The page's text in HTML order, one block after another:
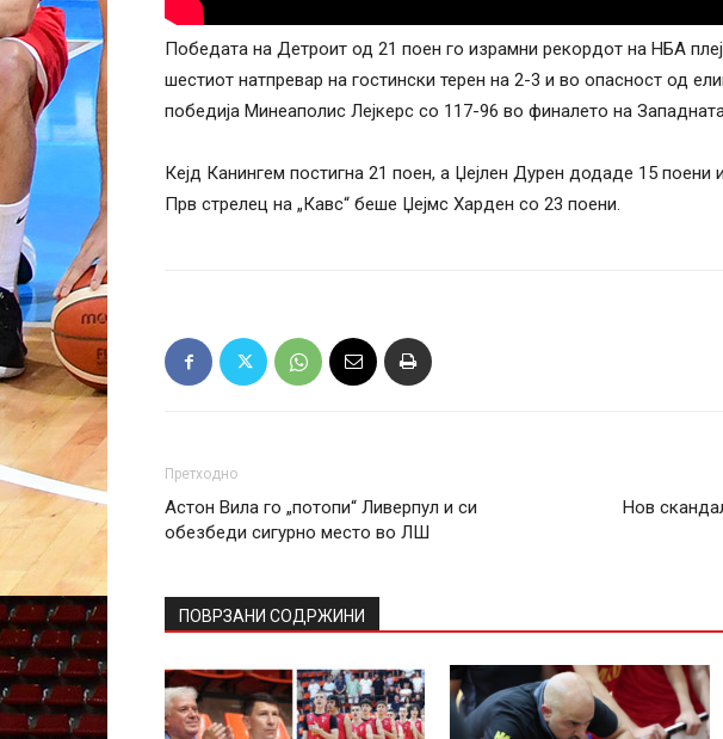
Победата на Детроит од 21 поен го израмни рекордот на НБА
шестиот натпревар на гостински терен на 2-3 и во опасност од
победија Минеаполис Лејкерс со 117-96 во финалето на
Кејд Канингем постигна 21 поен, а Џејлен Дурен додаде 15 поени
Прв стрелец на „Кавс“ беше Џејмс Харден со 23 поени.
Претходно
Астон Вила го „потопи“ Ливерпул и си
обезбеди сигурно место во ЛШ
Нов
ПОВРЗАНИ СОДРЖИНИ